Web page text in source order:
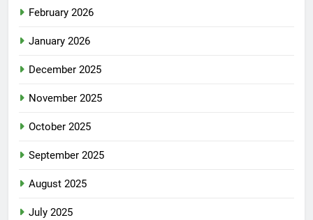
February 2026
January 2026
December 2025
November 2025
October 2025
September 2025
August 2025
July 2025